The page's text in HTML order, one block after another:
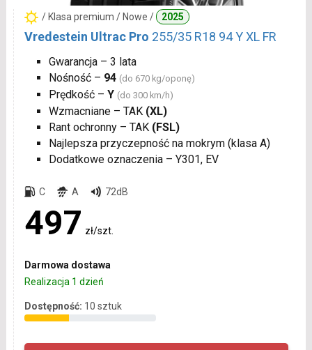
/ Klasa premium / Nowe / 2025
Vredestein Ultrac Pro 255/35 R18 94 Y XL FR
Gwarancja – 3 lata
Nośność – 94 (do 670 kg/oponę)
Prędkość – Y (do 300 km/h)
Wzmacniane – TAK (XL)
Rant ochronny – TAK (FSL)
Najlepsza przyczepność na mokrym (klasa A)
Dodatkowe oznaczenia – Y301, EV
C A 72dB
497 zł/szt.
Darmowa dostawa
Realizacja 1 dzień
Dostępność: 10 sztuk